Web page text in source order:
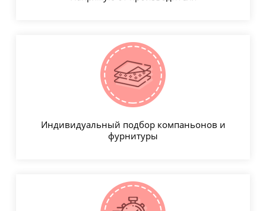
Индивидуальный подбор компаньонов и
фурнитуры